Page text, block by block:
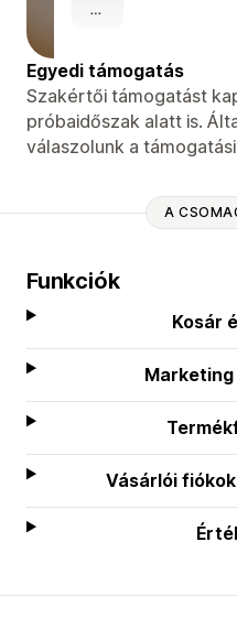
Egyedi támogatás
Szakértői támogatást
próbaidőszak alatt is.
válaszolunk a
A
Funkciók
Kosár
Vásárlói